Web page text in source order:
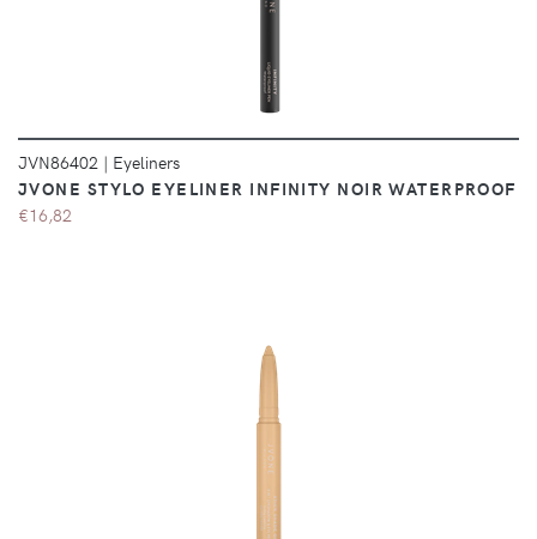
JVN86402 | Eyeliners
JVONE STYLO EYELINER INFINITY NOIR WATERPROOF
€16,82